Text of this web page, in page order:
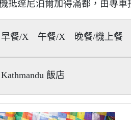
抵達尼泊爾加得滿都，由專
早餐/X 午餐/X 晚餐/機上餐
Kathmandu 飯店